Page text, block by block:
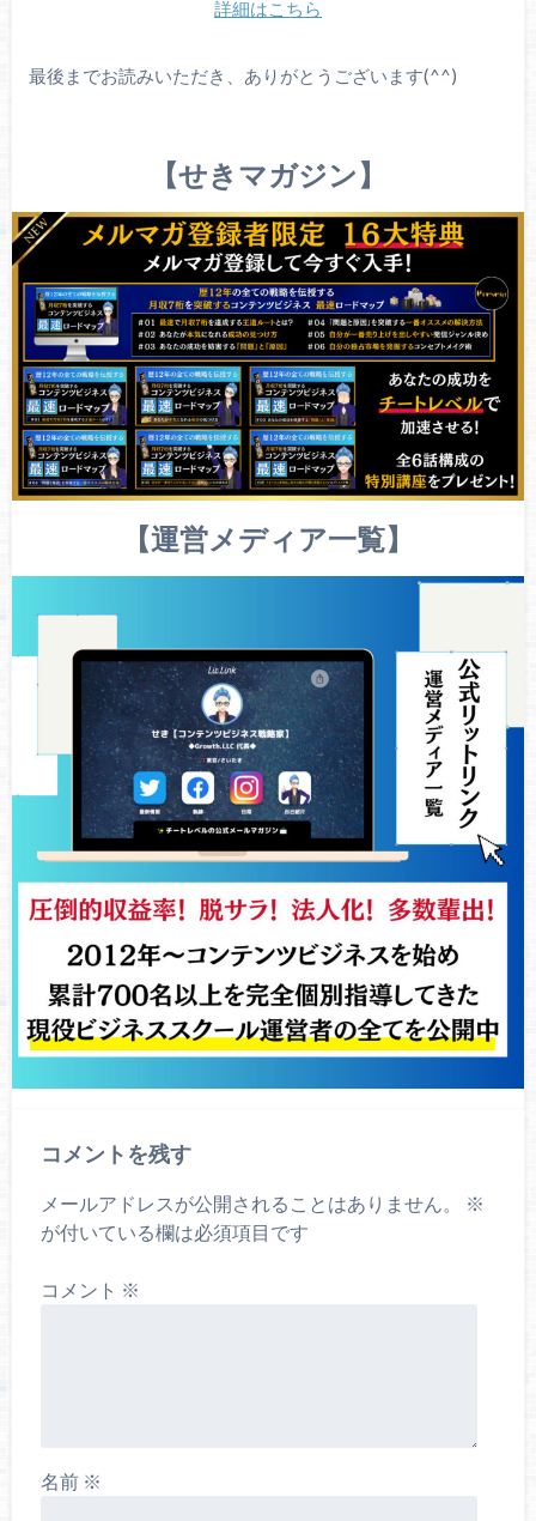
詳細はこちら
最後までお読みいただき、ありがとうございます(^^)
【せきマガジン】
【運営メディア一覧】
コメントを残す
メールアドレスが公開されることはありません。
※
が付いている欄は必須項目です
コメント ※
名前 ※